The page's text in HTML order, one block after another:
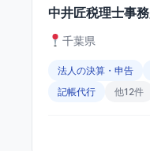
中井匠税理士事
千葉県
法人の決算・申告
記帳代行
他12件